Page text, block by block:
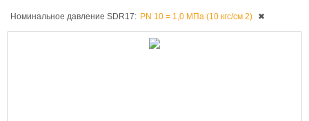
Номинальное давление SDR17: PN 10 = 1,0 МПа (10 кгс/см 2) ✖